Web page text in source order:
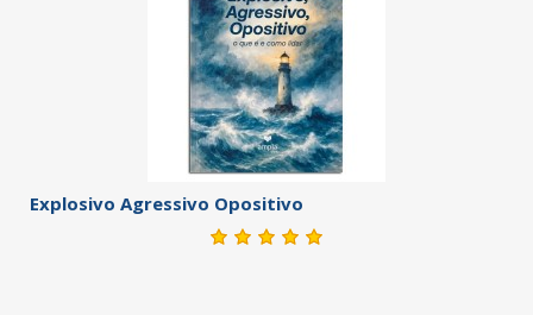
Explosivo Agressivo Opositivo